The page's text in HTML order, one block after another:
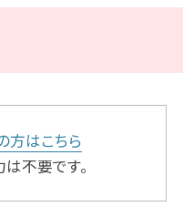
方はこちら
不要です。